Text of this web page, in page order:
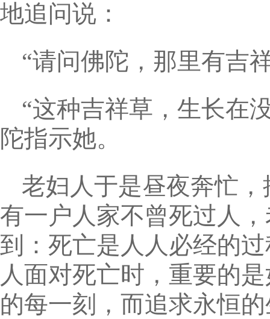
地追问说：
“请问佛陀，那里有吉
“这种吉祥草，生长在
陀指示她。
老妇人于是昼夜奔忙
有一户人家不曾死过人
到：死亡是人人必经的
人面对死亡时，重要的
的每一刻，而追求永恒